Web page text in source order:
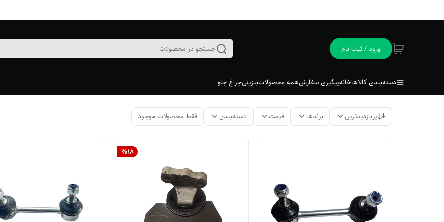
ورود / ثبت نام جستجو در محصولات
دسته‌بندی کالاهاخانهپیگیری سفارشهمه محصولاتبنزینیچراغ جلو
پربازدیدترین برندها قیمت دسته‌بندی فقط محصولات موجود
%18